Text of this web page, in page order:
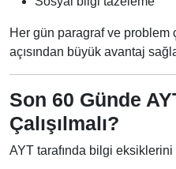
Her gün paragraf ve problem
açısından büyük avantaj
Son 60 Günde
Çalışılmalı?
AYT tarafında bilgi